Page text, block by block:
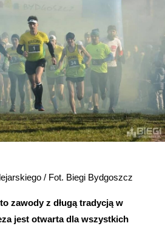
/ Fot. Biegi Bydgoszcz
zawody z długą tradycją w
jest otwarta dla wszystkich